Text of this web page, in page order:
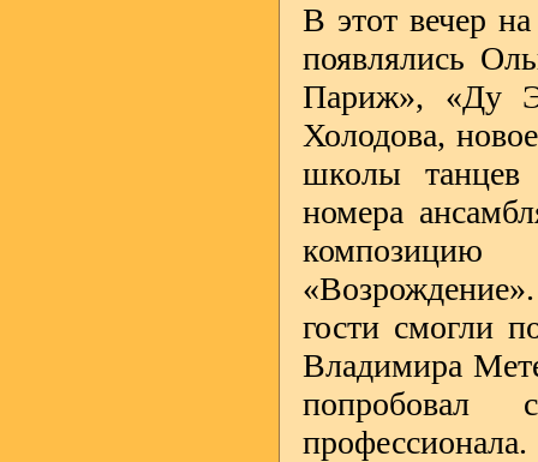
В этот вечер
появлялись
Париж», «Ду
Холодова,
школы танцев
номера
композицию
гости смогли
Владимира
профессионала.